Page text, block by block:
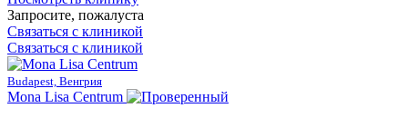
Запросите, пожалуста
Связаться с клиникой
Связаться с клиникой
Budapest, Венгрия
Mona Lisa Centrum